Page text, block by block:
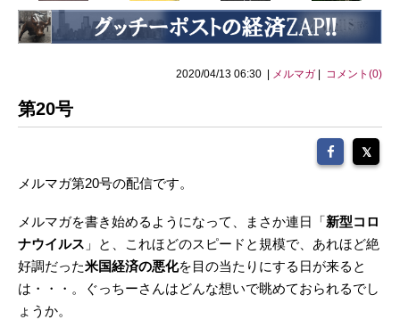
2020/04/13 06:30 | メルマガ コメント(0)
第20号
メルマガ第20号の配信です。
メルマガを書き始めるようになって、まさか連日「新型コロ
ナウイルス 」と、これほどのスピードと規模で、あれほど絶
好調だった米国経済の悪化を目の当たりにする日が来ると
は・・・。ぐっちーさんはどんな想いで眺めておられるでし
ょうか。